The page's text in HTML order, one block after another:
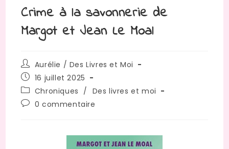
Crime à la savonnerie de
Margot et Jean Le Moal
Aurélie / Des Livres et Moi
16 juillet 2025
Chroniques / Des livres et moi
0 commentaire